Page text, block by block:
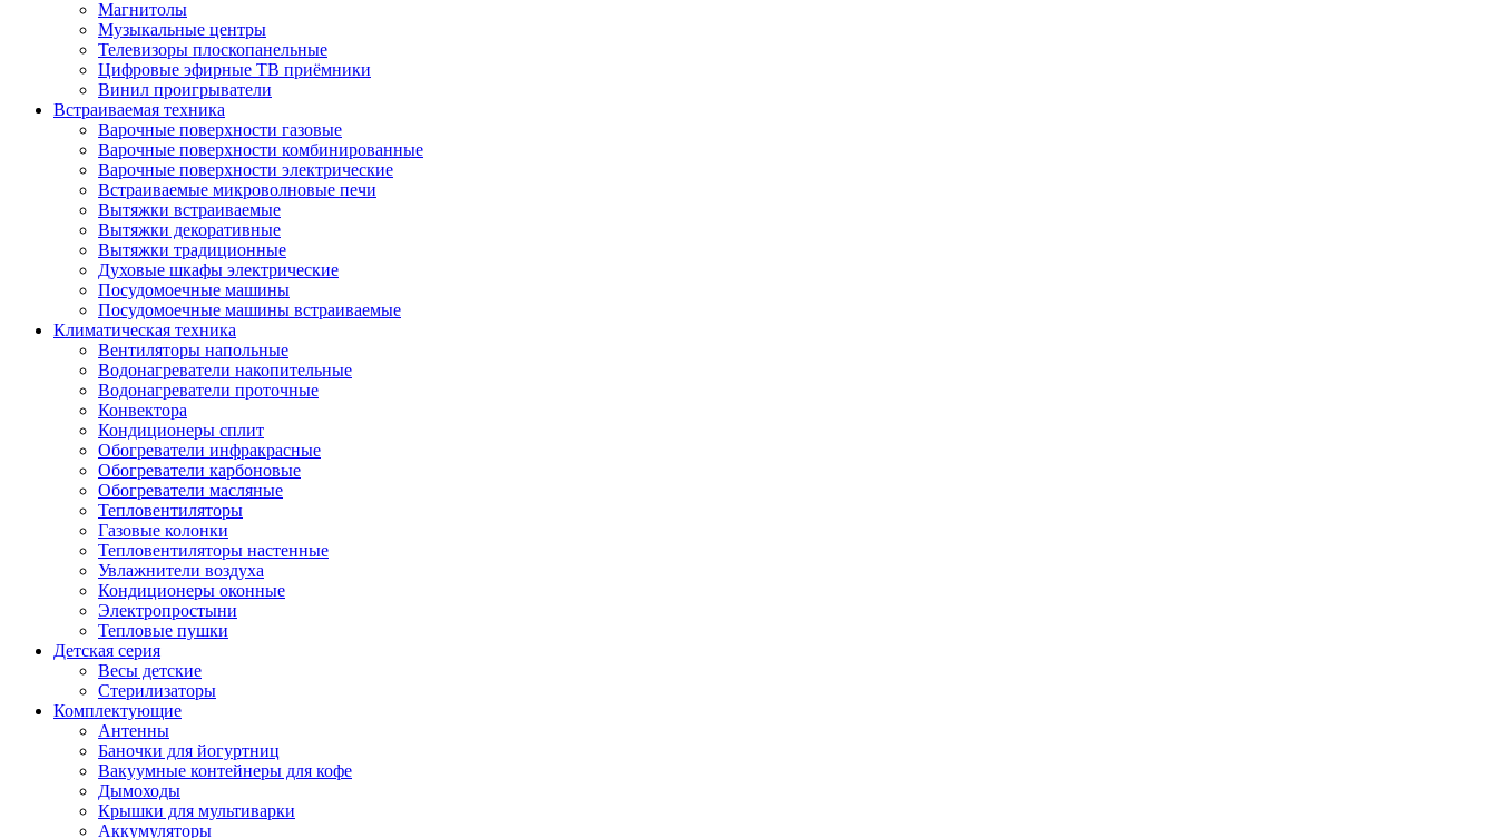
Магнитолы
Музыкальные центры
Телевизоры плоскопанельные
Цифровые эфирные ТВ приёмники
Винил проигрыватели
Встраиваемая техника
Варочные поверхности газовые
Варочные поверхности комбинированные
Варочные поверхности электрические
Встраиваемые микроволновые печи
Вытяжки встраиваемые
Вытяжки декоративные
Вытяжки традиционные
Духовые шкафы электрические
Посудомоечные машины
Посудомоечные машины встраиваемые
Климатическая техника
Вентиляторы напольные
Водонагреватели накопительные
Водонагреватели проточные
Конвектора
Кондиционеры сплит
Обогреватели инфракрасные
Обогреватели карбоновые
Обогреватели масляные
Тепловентиляторы
Газовые колонки
Тепловентиляторы настенные
Увлажнители воздуха
Кондиционеры оконные
Электропростыни
Тепловые пушки
Детская серия
Весы детские
Стерилизаторы
Комплектующие
Антенны
Баночки для йогуртниц
Вакуумные контейнеры для кофе
Дымоходы
Крышки для мультиварки
Аккумуляторы